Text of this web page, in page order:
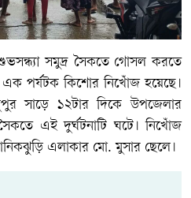
সমুদ্র সৈকতে গোসল করতে
পর্যটক কিশোর নিখোঁজ হয়েছে।
সাড়ে ১২টার দিকে উপজেলার
এই দুর্ঘটনাটি ঘটে। নিখোঁজ
এলাকার মো. মুসার ছেলে।